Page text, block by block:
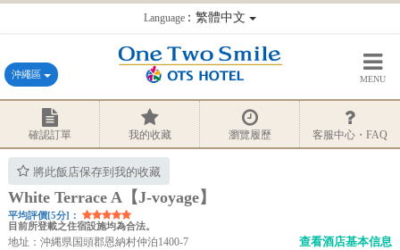
Language：繁體中文
沖繩區 MENU
確認訂單 我的收藏 瀏覽履歷 客服中心・FAQ
將此飯店保存到我的收藏
White Terrace A【J-voyage】
平均評價[5分]：
目前所登載之住宿設施均為合法。
地址：沖縄県国頭郡恩納村仲泊1400-7
查看酒店基本信息